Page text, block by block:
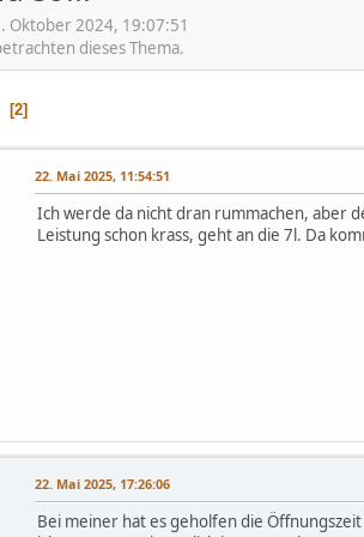
Oktober 2024, 19:07:51
dieses Thema.
2
22. Mai 2025, 11:54:51
Ich werde da nicht dran rummachen, aber
Leistung schon krass, geht an die 7l. Da
22. Mai 2025, 17:26:06
Bei meiner hat es geholfen die